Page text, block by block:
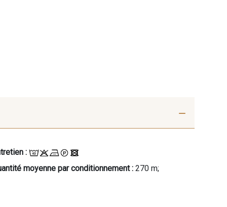
:
moyenne par conditionnement : 270 m;